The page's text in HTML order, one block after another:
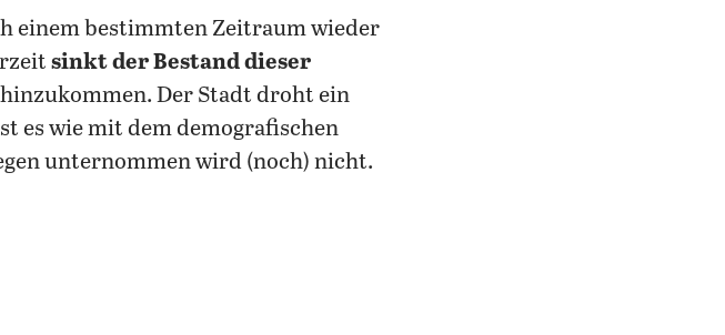
einem bestimmten Zeitraum wieder
sinkt der Bestand dieser
Der Stadt droht ein
es wie mit dem demografischen
unternommen wird (noch) nicht.